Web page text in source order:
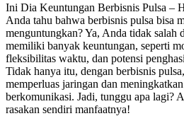
Ini Dia Keuntungan Berbisnis Pulsa –
Anda tahu bahwa berbisnis pulsa bisa
menguntungkan? Ya, Anda tidak salah
memiliki banyak keuntungan, seperti
fleksibilitas waktu, dan potensi
Tidak hanya itu, dengan berbisnis
memperluas jaringan dan
berkomunikasi. Jadi, tunggu apa lagi?
rasakan sendiri manfaatnya!